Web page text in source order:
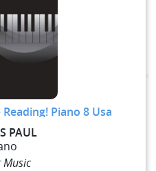
Piano 8 Usa
PAUL
Music